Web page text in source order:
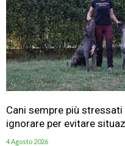
Cani sempre più
ignorare per evitare
4 Agosto 2026